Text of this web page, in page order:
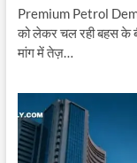
Premium Petrol
को लेकर चल रही बहस के
मांग में तेज़…